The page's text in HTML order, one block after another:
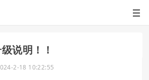
说明！！
2-18 10:22:55